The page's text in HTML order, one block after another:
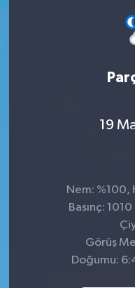
19
Nem: %100,
Basınç:
Görüş
Doğumu: